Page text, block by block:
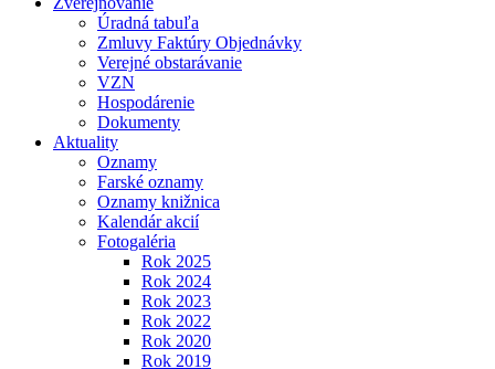
Úradná tabuľa
Zmluvy Faktúry Objednávky
Verejné obstarávanie
VZN
Hospodárenie
Dokumenty
Aktuality
Oznamy
Farské oznamy
Oznamy knižnica
Kalendár akcií
Fotogaléria
Rok 2025
Rok 2024
Rok 2023
Rok 2022
Rok 2020
Rok 2019